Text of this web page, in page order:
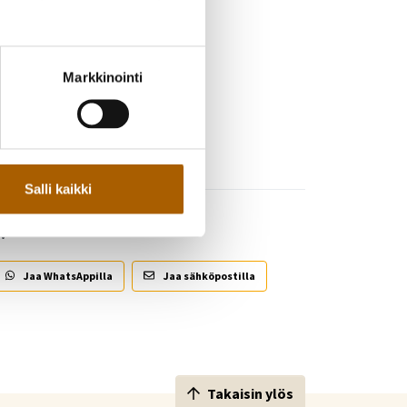
Markkinointi
Salli kaikki
Jaa WhatsAppilla Jaa sähköpostilla
Takaisin ylös